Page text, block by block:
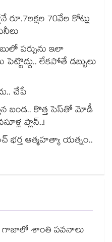
70వేల కోట్లు
పర్సును ఇలా
లేకపోతే డబ్బులు
చేపే
బండ.. కొత్త సెస్‌తో మోడీ
ప్లాన్..!
భర్త ఆత్మహత్యా యత్నం..
: గాజాలో శాంతి పవనాలు